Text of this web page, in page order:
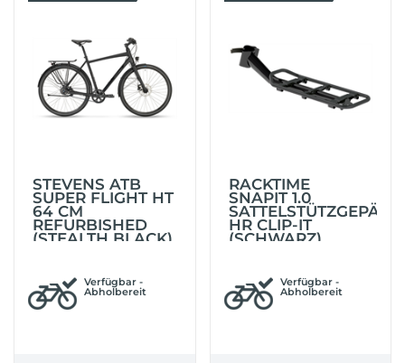
STEVENS ATB
SUPER FLIGHT HT
64 CM
REFURBISHED
(STEALTH BLACK)
Verfügbar -
Abholbereit
RACKTIME
SNAPIT 1.0
HR CLIP-IT
(SCHWARZ)
Verfügbar -
Abholbereit